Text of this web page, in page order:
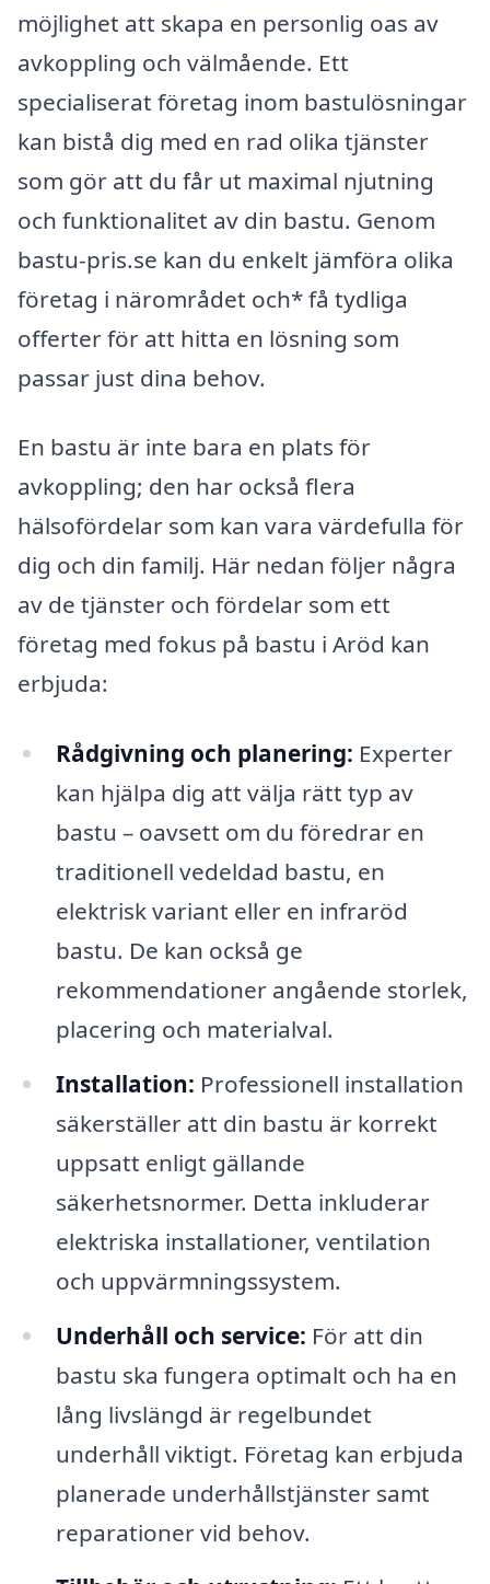
möjlighet att skapa en personlig oas av
avkoppling och välmående. Ett
specialiserat företag inom bastulösningar
kan bistå dig med en rad olika tjänster
som gör att du får ut maximal njutning
och funktionalitet av din bastu. Genom
bastu-pris.se kan du enkelt jämföra olika
företag i närområdet och* få tydliga
offerter för att hitta en lösning som
passar just dina behov.
En bastu är inte bara en plats för
avkoppling; den har också flera
hälsofördelar som kan vara värdefulla för
dig och din familj. Här nedan följer några
av de tjänster och fördelar som ett
företag med fokus på bastu i Aröd kan
erbjuda:
Rådgivning och planering: Experter
kan hjälpa dig att välja rätt typ av
bastu – oavsett om du föredrar en
traditionell vedeldad bastu, en
elektrisk variant eller en infraröd
bastu. De kan också ge
rekommendationer angående storlek,
placering och materialval.
Installation: Professionell installation
säkerställer att din bastu är korrekt
uppsatt enligt gällande
säkerhetsnormer. Detta inkluderar
elektriska installationer, ventilation
och uppvärmningssystem.
Underhåll och service: För att din
bastu ska fungera optimalt och ha en
lång livslängd är regelbundet
underhåll viktigt. Företag kan erbjuda
planerade underhållstjänster samt
reparationer vid behov.